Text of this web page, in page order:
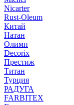
Nicarter
Rust-Oleum
Китай
Натан
Олимп
Decorix
Престиж
Титан
Турция
РАДУГА
FARBITEX